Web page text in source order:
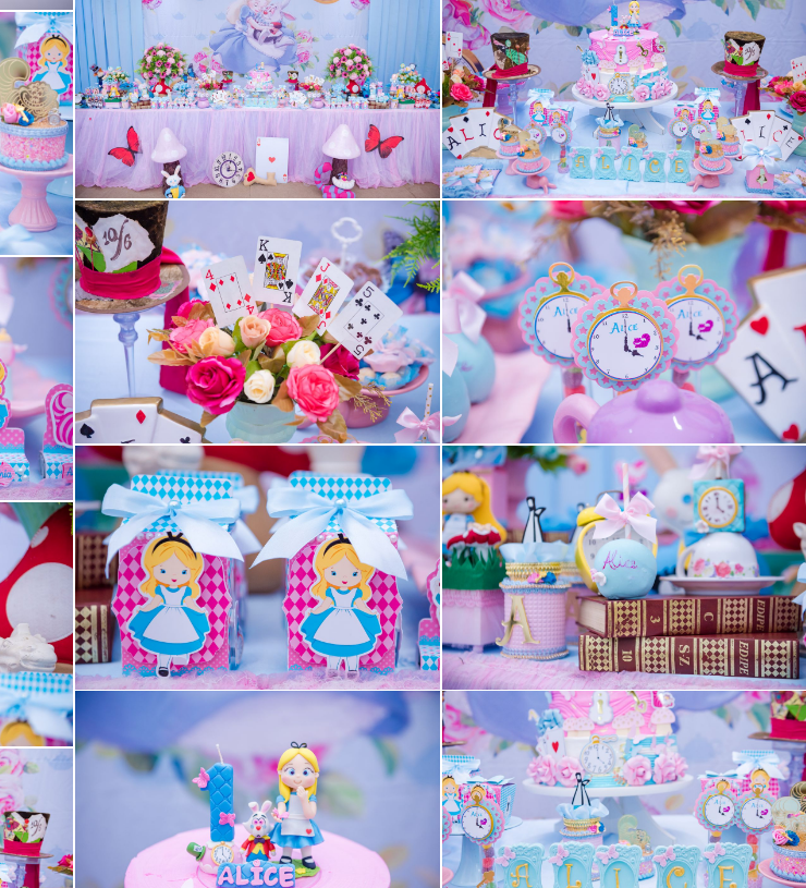
Guardar
Guardar Guardar
Guardar
Guardar Guardar
Guardar
Guardar Guardar
Guardar